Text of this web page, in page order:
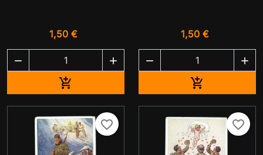
1,50 €
 

1,50 €
 

favorite_border favorite_border